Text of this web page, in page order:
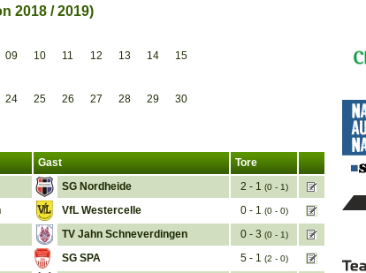
2018 / 2019)
09 10 11 12 13 14 15
24 25 26 27 28 29 30
Gast
Tore
SG Nordheide 2 - 1 (0 - 1)
VfL Westercelle 0 - 1 (0 - 0)
TV Jahn Schneverdingen 0 - 3 (0 - 1)
SG SPA 5 - 1 (2 - 0)